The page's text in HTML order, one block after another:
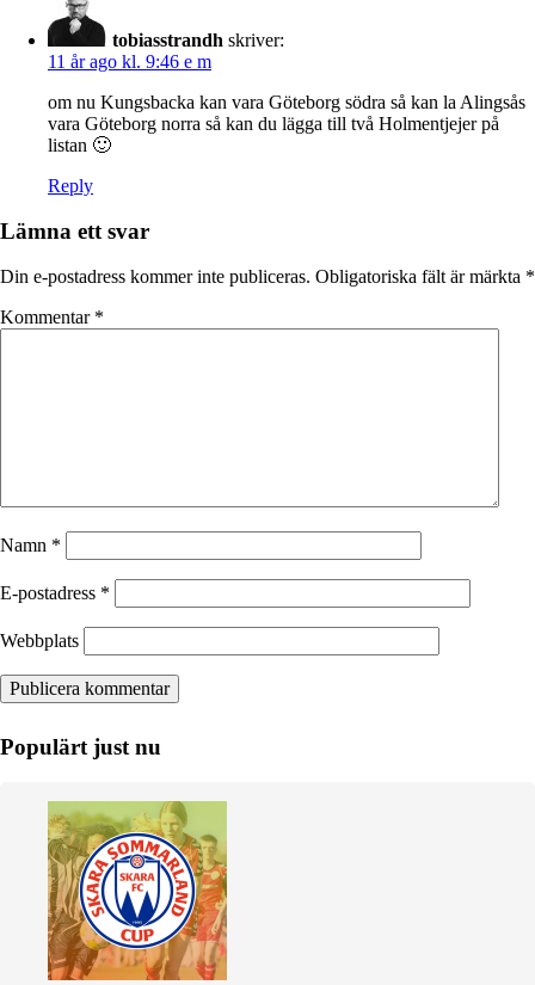
tobiasstrandh skriver:
11 år ago kl. 9:46 e m
om nu Kungsbacka kan vara Göteborg södra så kan la Alingsås
vara Göteborg norra så kan du lägga till två Holmentjejer på
listan 🙂
Reply
Lämna ett svar
Din e-postadress kommer inte publiceras. Obligatoriska fält är märkta *
Kommentar *
Namn *
E-postadress *
Webbplats
Populärt just nu